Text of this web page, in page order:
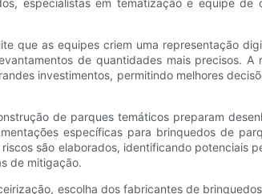
especialistas em tematização e equipe de
que as equipes criem uma representação
de quantidades mais precisos. A
investimentos, permitindo melhores
de parques temáticos preparam
específicas para brinquedos de
são elaborados, identificando potenciais
de mitigação.
escolha dos fabricantes de